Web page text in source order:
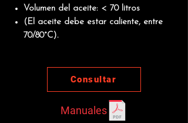
Volumen del aceite: < 70 litros
(El aceite debe estar caliente, entre
70/80°C).
Consultar
Manuales